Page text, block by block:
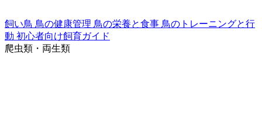
飼い鳥 鳥の健康管理 鳥の栄養と食事 鳥のトレーニングと行
動 初心者向け飼育ガイド
爬虫類・両生類